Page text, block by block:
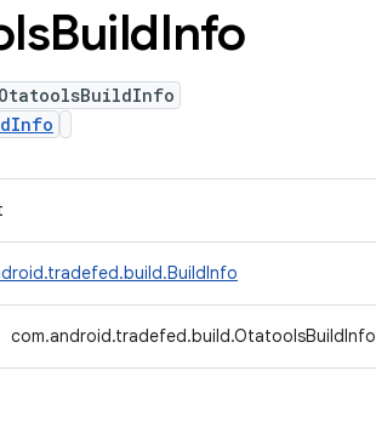
BuildInfo
com.android.tradefed.build.OtatoolsBuildInfo